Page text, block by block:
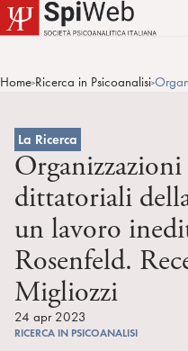
Home>Ricerca in Psicoanalisi>
La Ricerca
dittatoriali
un lavoro
Rosenfeld.
Migliozzi
24 apr 2023
RICERCA IN PSICOANALISI